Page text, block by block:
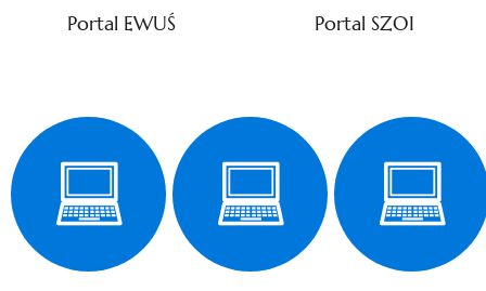
Portal EWUŚ Portal SZOI